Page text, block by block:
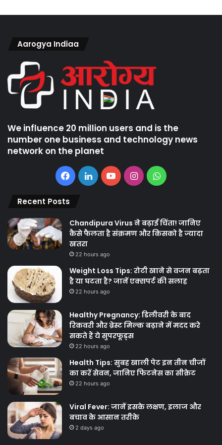
Aarogya Indiaa
We influence 20 million users and is the
number one business and technology news
network on the planet
Facebook
LinkedInYouTubeInstagramWhatsApp
Recent Posts
Chandipura Virus ने बढ़ाई चिंता! जानिए
कैसे फैलता है संक्रमण और किसको है ज्यादा
खतरा
22 hours ago
Weight Loss Tips: रोटी खाने से वजन बढ़ता
है या घटता है? जानें एक्सपर्ट की सलाह
22 hours ago
Healthy Pregnancy: डिलीवरी के बाद
रिकवरी और ब्रेस्ट मिल्क बढ़ाने में मदद करे
सकते हैं ये सुपरफूड्स
22 hours ago
Health Tips: सुबह खाली पेट इन तीन चीजों
का करें सेवन, जानिए फिटनेस का सीक्रेट
22 hours ago
Viral Fever: जानें इसके लक्षण, इलाज और
बचाव के आसान तरीके
2 days ago